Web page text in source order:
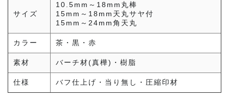
サイズ
10.5mm～18mm丸棒
15mm～18mm天丸サヤ付
15mm～24mm角天丸
カラー 茶・黒・赤
素材 バーチ材(真樺)・樹脂
仕様 バフ仕上げ・当り無し・圧縮印材